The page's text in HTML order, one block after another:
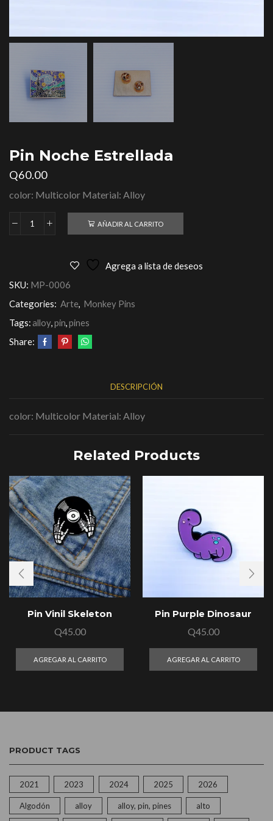
Pin Noche Estrellada
Q60.00
color: Multicolor Material: Alloy
AÑADIR AL CARRITO
Agrega a lista de deseos
SKU: MP-0006
Categories: Arte, Monkey Pins
Tags:alloy,pin,pines
Share:
DESCRIPCIÓN
color: Multicolor Material: Alloy
Related Products
Pin Vinil Skeleton
Q45.00
AGREGAR AL CARRITO
Pin Purple Dinosaur
Q45.00
AGREGAR AL CARRITO
PRODUCT TAGS
2021 2023 2024 2025 2026
Algodón alloy alloy, pin, pines alto